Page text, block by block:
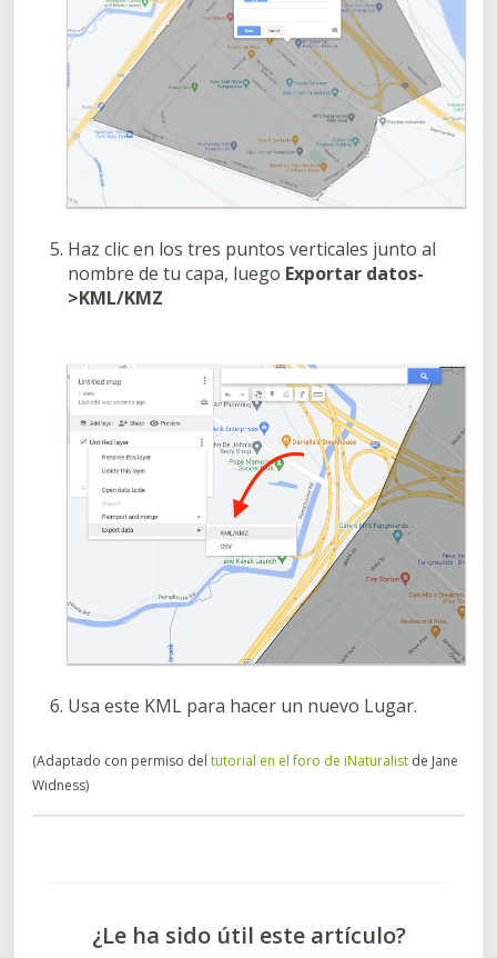
Haz clic en los tres puntos verticales junto al
nombre de tu capa, luego Exportar datos-
>KML/KMZ
Usa este KML para hacer un nuevo Lugar.
(Adaptado con permiso del tutorial en el foro de iNaturalist de Jane
Widness)
¿Le ha sido útil este artículo?